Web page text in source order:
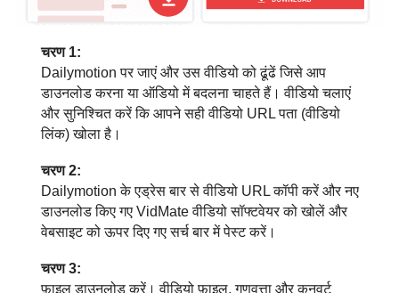
चरण 1:
Dailymotion पर जाएं और उस वीडियो को ढूंढें जिसे आप
डाउनलोड करना या ऑडियो में बदलना चाहते हैं। वीडियो चलाएं
और सुनिश्चित करें कि आपने सही वीडियो URL पता (वीडियो
लिंक) खोला है।
चरण 2:
Dailymotion के एड्रेस बार से वीडियो URL कॉपी करें और नए
डाउनलोड किए गए VidMate वीडियो सॉफ्टवेयर को खोलें और
वेबसाइट को ऊपर दिए गए सर्च बार में पेस्ट करें।
चरण 3:
फ़ाइल डाउनलोड करें। वीडियो फ़ाइल, गुणवत्ता और कनवर्ट